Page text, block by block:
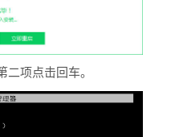
项点击回车。